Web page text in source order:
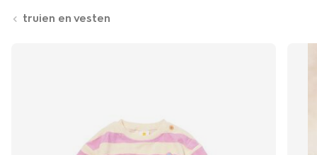
truien en vesten